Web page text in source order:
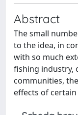
Abstract
The small
to the idea, in
with so much
fishing industry,
communities,
effects of